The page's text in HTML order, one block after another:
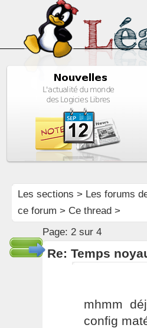
Les sections > Les forums
ce forum > Ce thread >
Page: 2 sur 4
Re: Temps
mhmm
config